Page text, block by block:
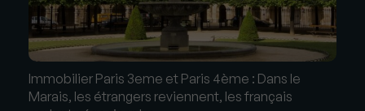
Immobilier Paris 3eme et Paris 4ème : Dans le
Marais, les étrangers reviennent, les français